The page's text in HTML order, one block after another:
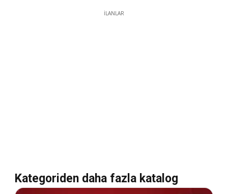
İLANLAR
Kategoriden daha fazla katalog